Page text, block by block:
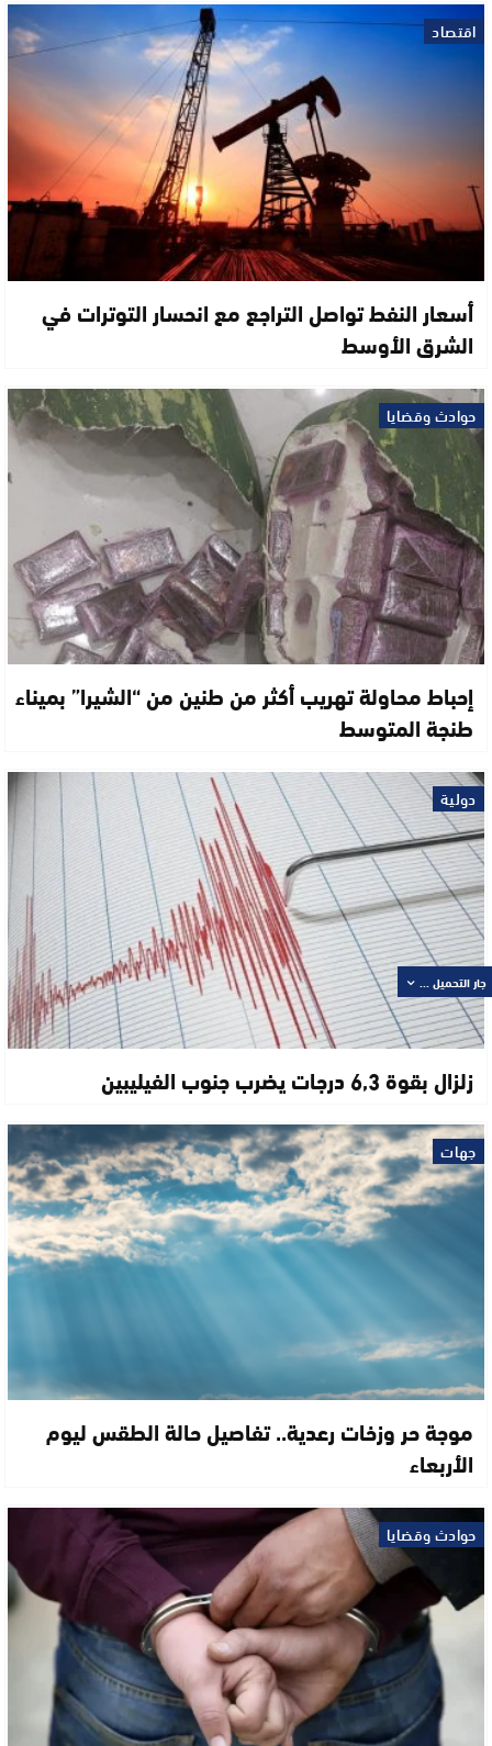
اقتصاد
أسعار النفط تواصل التراجع مع انحسار التوترات في
الشرق الأوسط
حوادث وقضايا
إحباط محاولة تهريب أكثر من طنين من “الشيرا” بميناء
طنجة المتوسط
دولية
زلزال بقوة 6,3 درجات يضرب جنوب الفيليبين
جهات
موجة حر وزخات رعدية.. تفاصيل حالة الطقس ليوم
الأربعاء
حوادث وقضايا
جار التحميل ...